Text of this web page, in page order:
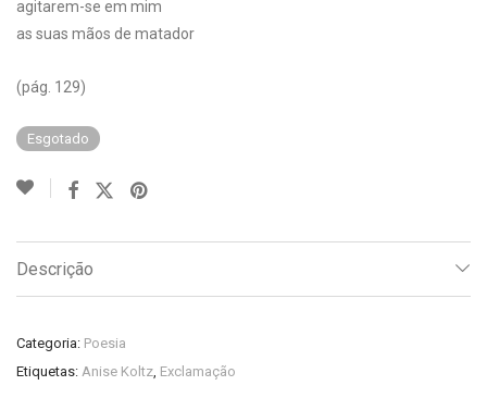
agitarem-se em mim
as suas mãos de matador
(pág. 129)
Esgotado
Descrição
Categoria: Poesia
Etiquetas: Anise Koltz, Exclamação